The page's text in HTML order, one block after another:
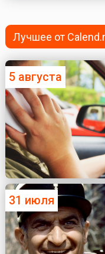
Лучшее от
5 августа
31 июля